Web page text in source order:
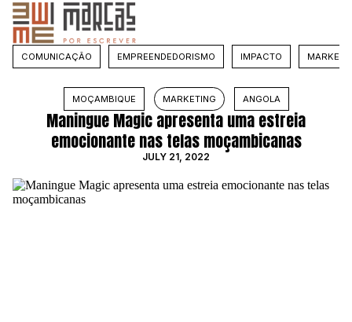
Artigos
MÚSICA
SOCIEDADE
ENTREVISTAS
OPINIÃO
PUBLICIDADE
MARCAS
Eventos
COMUNICAÇÃO EMPREENDEDORISMO IMPACTO
MOÇAMBIQUE MARKETING ANGOLA
Maningue Magic apresenta uma estreia
emocionante nas telas moçambicanas
JULY 21, 2022